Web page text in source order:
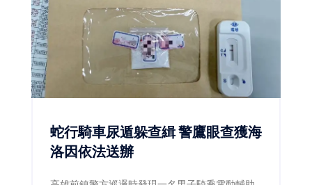
蛇行騎車尿遁躲查緝 警鷹眼查獲海
洛因依法送辦